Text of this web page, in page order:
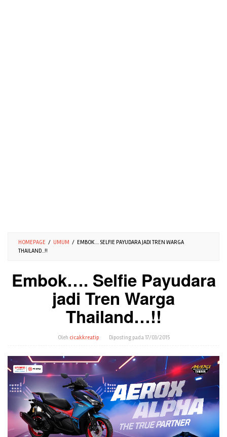
HOMEPAGE / UMUM / EMBOK.... SELFIE PAYUDARA JADI TREN WARGA
THAILAND...!!
Embok…. Selfie Payudara
jadi Tren Warga
Thailand…!!
Oleh cicakkreatip Diposting pada17/03/2015